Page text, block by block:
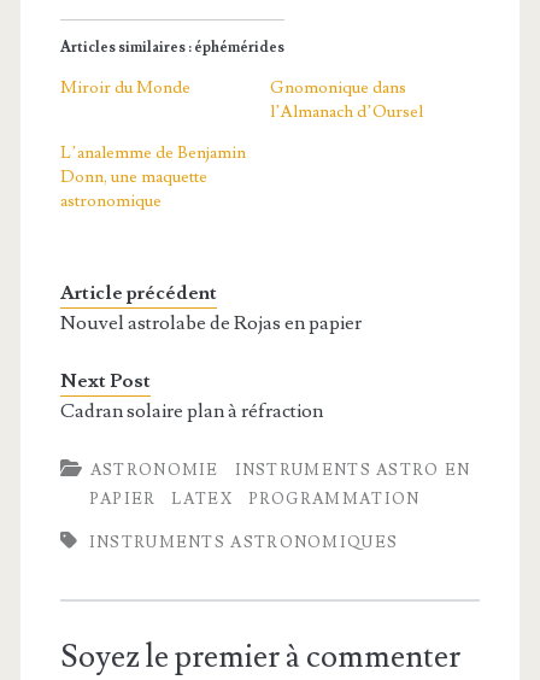
Articles similaires : éphémérides
Miroir du Monde
Gnomonique dans
l’Almanach d’Oursel
L’analemme de Benjamin
Donn, une maquette
astronomique
Article précédent
Nouvel astrolabe de Rojas en papier
Next Post
Cadran solaire plan à réfraction
ASTRONOMIE
INSTRUMENTS ASTRO EN
PAPIER
LATEX PROGRAMMATION
INSTRUMENTS ASTRONOMIQUES
Soyez le premier à commenter